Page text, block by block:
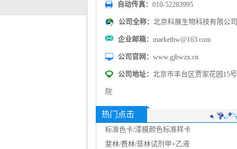
自动传真： 010-52283995
公司全称： 北京科展生物科技有限公司
企业邮箱： marketbw@163.com
公司官网： www.gjbwzx.cn
公司地址： 北京市丰台区贾家花园15号
院
热门点击
标准色卡/漆膜颜色标准样卡
斐林/费林/菲林试剂甲+乙液